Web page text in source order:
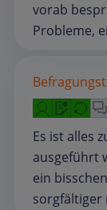
vorab
Probleme,
Es ist alles
ausgeführt
ein
sorgfältiger